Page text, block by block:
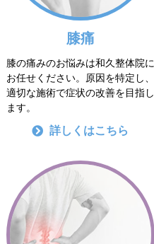
膝痛
膝の痛みのお悩みは和久整体院に
お任せください。原因を特定し、
適切な施術で症状の改善を目指し
ます。
詳しくはこちら